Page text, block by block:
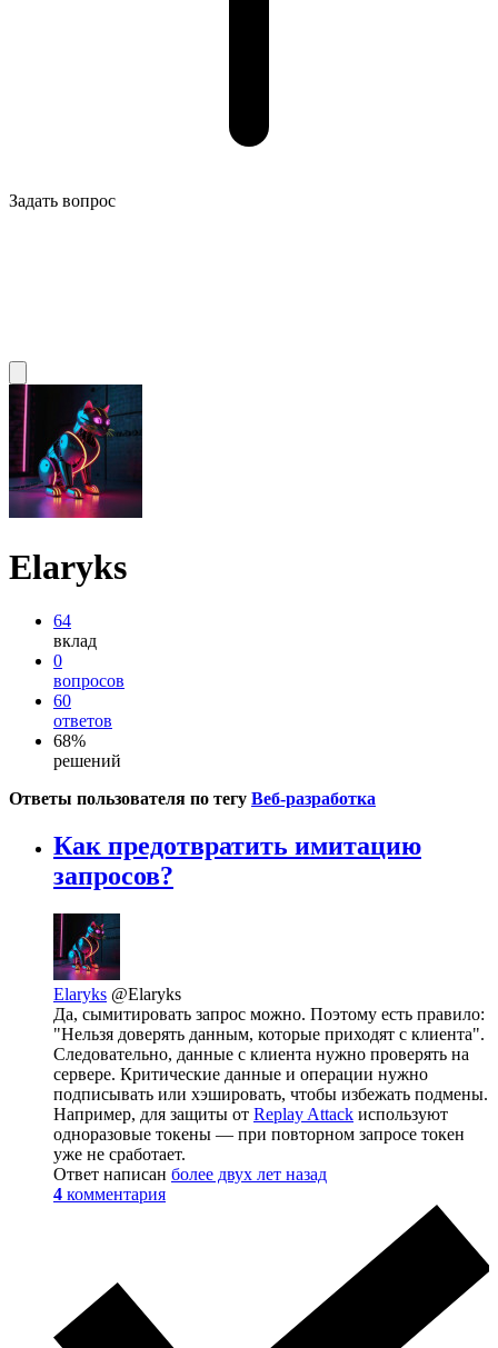
Задать вопрос
Elaryks
64
вклад
0
вопросов
60
ответов
68%
решений
Ответы пользователя по тегу Веб-разработка
Как предотвратить имитацию
запросов?
Elaryks @Elaryks
Да, сымитировать запрос можно. Поэтому есть правило:
"Нельзя доверять данным, которые приходят с клиента".
Следовательно, данные с клиента нужно проверять на
сервере. Критические данные и операции нужно
подписывать или хэшировать, чтобы избежать подмены.
Например, для защиты от Replay Attack используют
одноразовые токены — при повторном запросе токен
уже не сработает.
Ответ написан более двух лет назад
4 комментария